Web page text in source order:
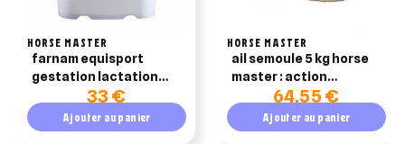
HORSE MASTER
farnam equisport
gestation lactation
granulés seau de 3kg
33 €
Ajouter au panier
HORSE MASTER
ail semoule 5 kg horse
master : action
répulsive contre les
insectes pour chevaux
64,55 €
Ajouter au panier